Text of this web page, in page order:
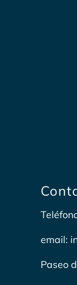
email:
Paseo